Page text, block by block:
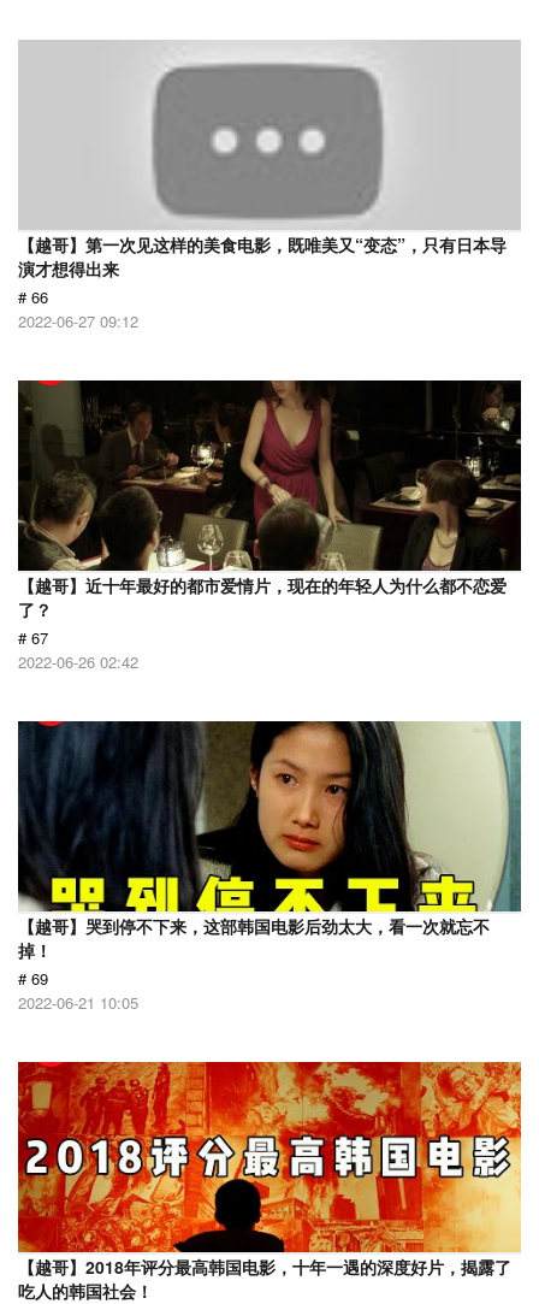
【越哥】第一次见这样的美食电影，既唯美又“变态”，只有日本导
演才想得出来
# 66
2022-06-27 09:12
【越哥】近十年最好的都市爱情片，现在的年轻人为什么都不恋爱
了？
# 67
2022-06-26 02:42
【越哥】哭到停不下来，这部韩国电影后劲太大，看一次就忘不
掉！
# 69
2022-06-21 10:05
【越哥】2018年评分最高韩国电影，十年一遇的深度好片，揭露了
吃人的韩国社会！